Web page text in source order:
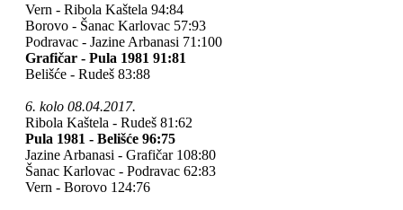
Vern - Ribola Kaštela 94:84
Borovo - Šanac Karlovac 57:93
Podravac - Jazine Arbanasi 71:100
Grafičar - Pula 1981 91:81
Belišće - Rudeš 83:88
6. kolo 08.04.2017.
Ribola Kaštela - Rudeš 81:62
Pula 1981 - Belišće 96:75
Jazine Arbanasi - Grafičar 108:80
Šanac Karlovac - Podravac 62:83
Vern - Borovo 124:76